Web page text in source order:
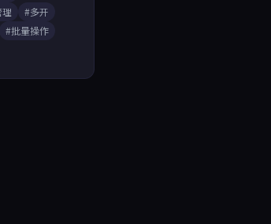
#多开
#批量操作